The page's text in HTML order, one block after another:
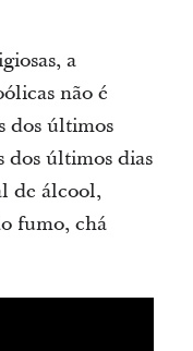
a
não é
dos últimos
dos últimos dias
de álcool,
fumo, chá